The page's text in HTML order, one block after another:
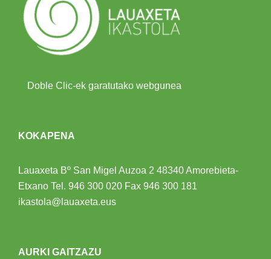
Doble Clic-ek garatutako webgunea
KOKAPENA
Lauaxeta Bº San Migel Auzoa 2 48340 Amorebieta-
Etxano Tel. 946 300 020 Fax 946 300 181
ikastola@lauaxeta.eus
AURKI GAITZAZU